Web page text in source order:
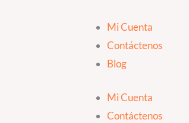
Mi Cuenta
Contáctenos
Blog
Mi Cuenta
Contáctenos